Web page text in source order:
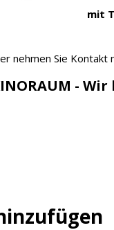
mit
nehmen Sie Kontakt
-